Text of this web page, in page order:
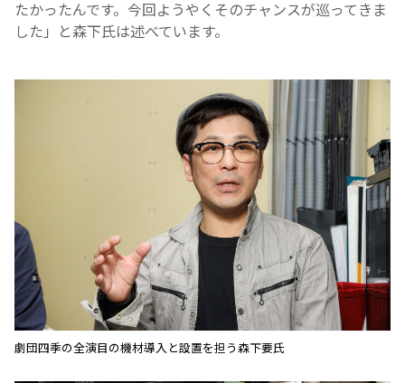
たかったんです。今回ようやくそのチャンスが巡ってきま
した」と森下氏は述べています。
劇団四季の全演目の機材導入と設置を担う森下要氏